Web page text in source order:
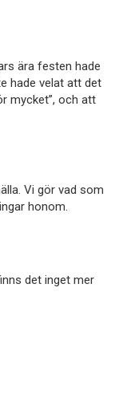
ära festen hade
hade velat att det
mycket”, och att
Vi gör vad som
honom.
det inget mer